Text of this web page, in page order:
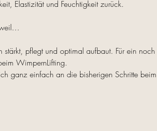
Elastizität und Feuchtigkeit zurück.
pflegt und optimal aufbaut. Für ein noch
WimpernLifting.
ganz einfach an die bisherigen Schritte